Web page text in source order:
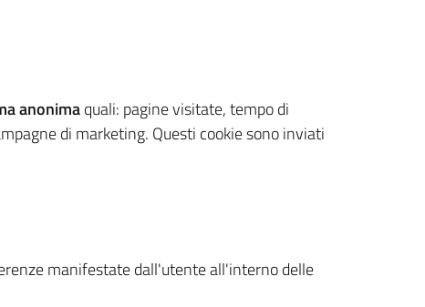
anonimaquali: pagine visitate, tempo di
di marketing. Questi cookie sono inviati
manifestate dall'utente all'interno delle